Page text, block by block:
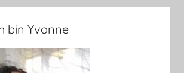
bin Yvonne